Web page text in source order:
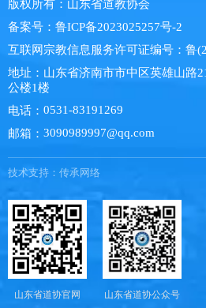
版权所有： 山东省道教协会
备案号： 鲁ICP备2023025257号-2
互联网宗教信息服务许可证编号： 鲁
地址： 山东省济南市市中区英雄山路
公楼1楼
电话： 0531-83191269
邮箱： 3090989997@qq.com
技术支持： 传承网络
山东省道协官网 山东省道协公众号